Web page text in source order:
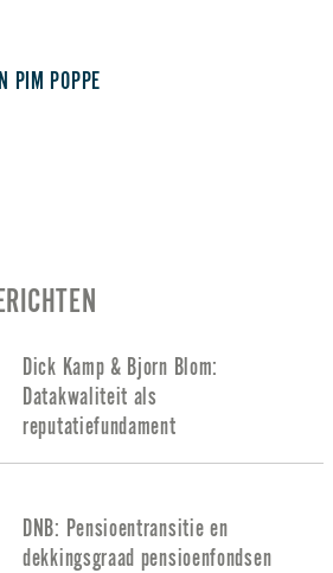
PIM POPPE
Dick Kamp & Bjorn Blom:
Datakwaliteit als
reputatiefundament
DNB: Pensioentransitie en
dekkingsgraad pensioenfondsen